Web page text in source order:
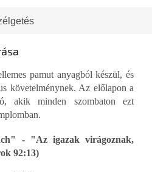
pamut anyagból készül, és
követelménynek. Az előlapon a
akik minden szombaton ezt
- "Az igazak virágoznak,
92:13)